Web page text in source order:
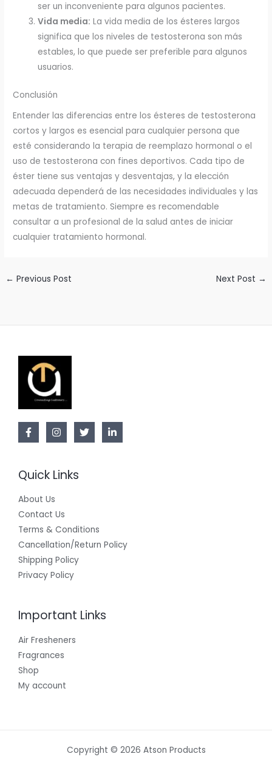
ser un inconveniente para algunos pacientes.
Vida media: La vida media de los ésteres largos
significa que los niveles de testosterona son más
estables, lo que puede ser preferible para algunos
usuarios.
Conclusión
Entender las diferencias entre los ésteres de testosterona
cortos y largos es esencial para cualquier persona que
esté considerando la terapia de reemplazo hormonal o el
uso de testosterona con fines deportivos. Cada tipo de
éster tiene sus ventajas y desventajas, y la elección
adecuada dependerá de las necesidades individuales y las
metas de tratamiento. Siempre es recomendable
consultar a un profesional de la salud antes de iniciar
cualquier tratamiento hormonal.
← Previous Post Next Post →
Quick Links
About Us
Contact Us
Terms & Conditions
Cancellation/Return Policy
Shipping Policy
Privacy Policy
Important Links
Air Fresheners
Fragrances
Shop
My account
Copyright © 2026 Atson Products